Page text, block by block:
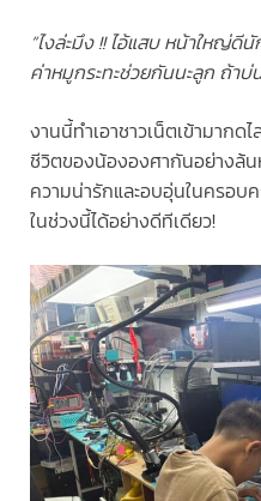
“ไงล่ะมึง !! ไอ้แสบ หน้าใหญ่
ค่าหมูกระทะช่วยกันนะลูก ถ้า
งานนี้ทำเอาชาวเน็ตเข้ามากด
ชีวิตของน้ององศากันอย่างล้
ความน่ารักและอบอุ่นในครอบ
ในช่วงนี้ได้อย่างดีทีเดียว!